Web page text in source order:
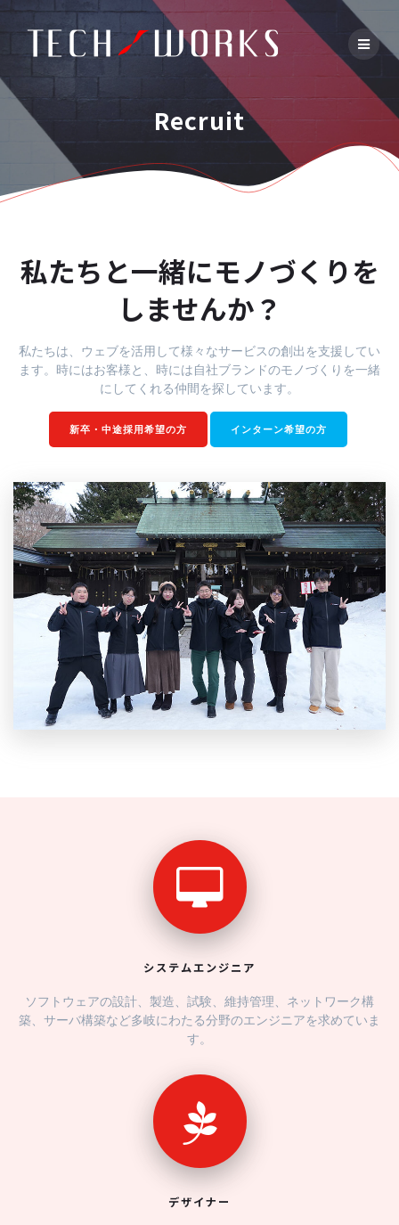
Skip
to
content
Recruit
私たちと一緒にモノづくりを
しませんか？
私たちは、ウェブを活用して様々なサービスの創出を支援してい
ます。時にはお客様と、時には自社ブランドのモノづくりを一緒
にしてくれる仲間を探しています。
新卒・中途採用希望の方 インターン希望の方
システムエンジニア
ソフトウェアの設計、製造、試験、維持管理、ネットワーク構
築、サーバ構築など多岐にわたる分野のエンジニアを求めていま
す。
デザイナー